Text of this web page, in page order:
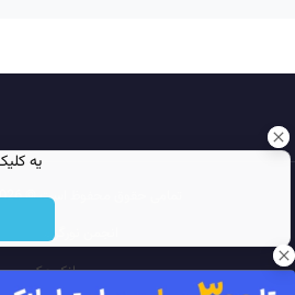
یه
تمامی حقوق محفوظ است © 2026
انجمن نورگرام
بانک عکس